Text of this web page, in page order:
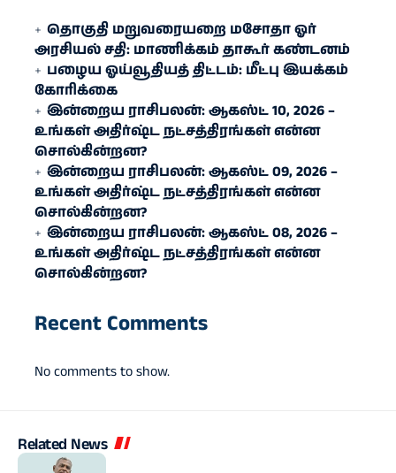
தொகுதி மறுவரையறை மசோதா ஓர்
அரசியல் சதி: மாணிக்கம் தாகூர் கண்டனம்
பழைய ஓய்வூதியத் திட்டம்: மீட்பு இயக்கம்
கோரிக்கை
இன்றைய ராசிபலன்: ஆகஸ்ட் 10, 2026 –
உங்கள் அதிர்ஷ்ட நட்சத்திரங்கள் என்ன
சொல்கின்றன?
இன்றைய ராசிபலன்: ஆகஸ்ட் 09, 2026 –
உங்கள் அதிர்ஷ்ட நட்சத்திரங்கள் என்ன
சொல்கின்றன?
இன்றைய ராசிபலன்: ஆகஸ்ட் 08, 2026 –
உங்கள் அதிர்ஷ்ட நட்சத்திரங்கள் என்ன
சொல்கின்றன?
Recent Comments
No comments to show.
Related News
அரசியல்